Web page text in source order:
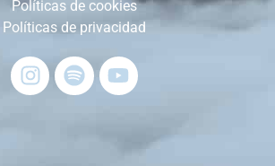
Políticas de cookies
Políticas de privacidad